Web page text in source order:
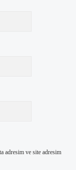
adresim ve site adresim